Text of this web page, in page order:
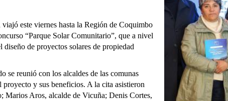
este viernes hasta la Región de Coquimbo
“Parque Solar Comunitario”, que a nivel
de proyectos solares de propiedad
se reunió con los alcaldes de las comunas
proyecto y sus beneficios. A la cita asistieron
Marios Aros, alcalde de Vicuña; Denis Cortes,